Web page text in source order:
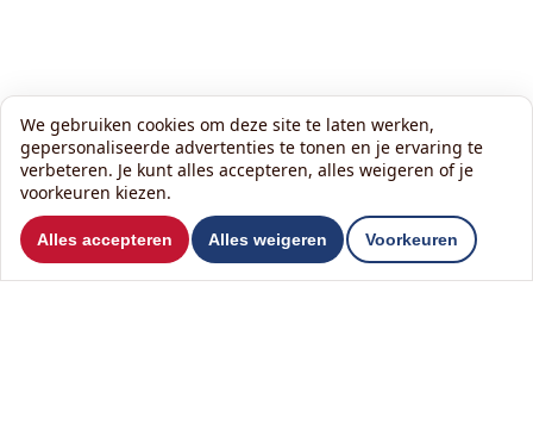
Wil je ons volgen?
Lees onze nieuwsbrief:
We gebruiken cookies om deze site te laten werken,
gepersonaliseerde advertenties te tonen en je ervaring te
verbeteren. Je kunt alles accepteren, alles weigeren of je
voorkeuren kiezen.
Alles accepteren Alles weigeren Voorkeuren